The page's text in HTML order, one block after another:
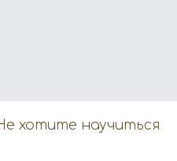
хотите научиться